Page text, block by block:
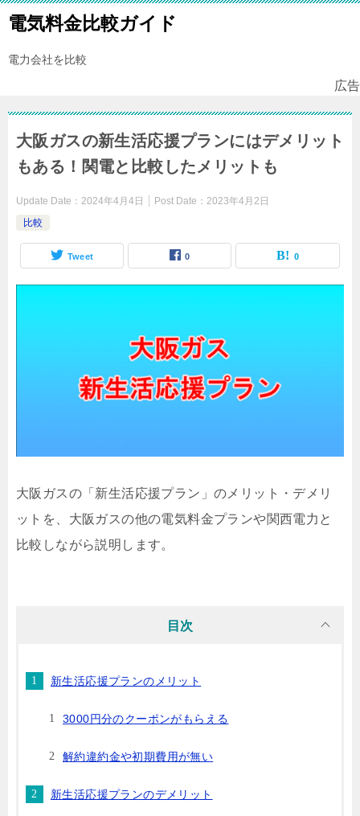
電気料金比較ガイド
電力会社を比較
広告
大阪ガスの新生活応援プランにはデメリット
もある！関電と比較したメリットも
Update Date： 2024年4月4日 Post Date： 2023年4月2日
比較
Tweet 0 0
大阪ガスの「新生活応援プラン」のメリット・デメリ
ットを、大阪ガスの他の電気料金プランや関西電力と
比較しながら説明します。
目次
新生活応援プランのメリット
3000円分のクーポンがもらえる
解約違約金や初期費用が無い
新生活応援プランのデメリット